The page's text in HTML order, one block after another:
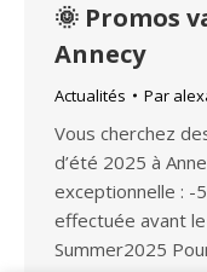
🌞 Promos
Annecy
Actualités Par
Vous cherchez
d’été 2025 à
exceptionnelle : -
effectuée avant
Summer2025